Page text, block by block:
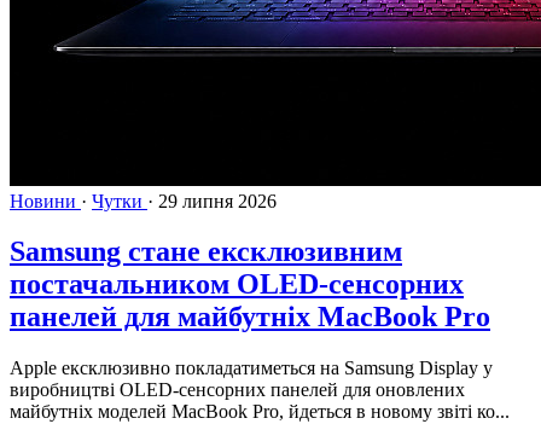
Новини · Чутки · 29 липня 2026
Samsung стане ексклюзивним
постачальником OLED-сенсорних
панелей для майбутніх MacBook Pro
Apple ексклюзивно покладатиметься на Samsung Display у
виробництві OLED-сенсорних панелей для оновлених
майбутніх моделей MacBook Pro, йдеться в новому звіті ко...